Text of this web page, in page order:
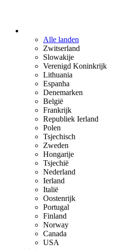
Alle landen
Zwitserland
Slowakije
Verenigd Koninkrijk
Lithuania
Espanha
Denemarken
België
Frankrijk
Republiek Ierland
Polen
Tsjechisch
Zweden
Hongarije
Tsjechië
Nederland
Ierland
Italië
Oostenrijk
Portugal
Finland
Norway
Canada
USA